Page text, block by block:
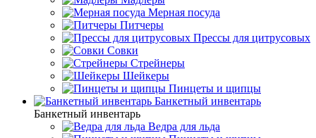
Мерная посуда
Питчеры
Прессы для цитрусовых
Совки
Стрейнеры
Шейкеры
Пинцеты и щипцы
Банкетный инвентарь
Банкетный инвентарь
Ведра для льда